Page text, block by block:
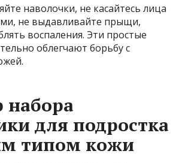
наволочки, не касайтесь лица
не выдавливайте прыщи,
воспаления. Эти простые
облегчают борьбу с
для подростка
типом кожи